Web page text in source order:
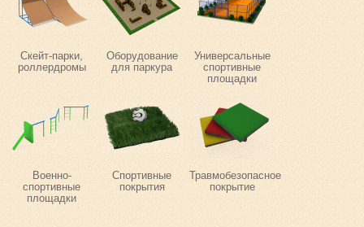
Скейт-парки,
роллердромы
Оборудование
для паркура
Универсальные
спортивные
площадки
Военно-
спортивные
площадки
Спортивные
покрытия
Травмобезопасное
покрытие